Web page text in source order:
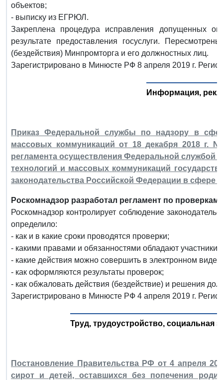
объектов;
- выписку из ЕГРЮЛ.
Закреплена процедура исправления допущенных
результате предоставления госуслуги.
(бездействия) Минпромторга и его должностных лиц.
Зарегистрировано в Минюсте РФ 8 апреля 2019 г.
Информация,
Приказ Федеральной службы по надзору в
массовых коммуникаций от 18 декабря 2018 г.
регламента осуществления Федеральной
технологий и массовых коммуникаций
законодательства Российской Федерации в сфере
Роскомнадзор разработал регламент по проверкам
Роскомнадзор контролирует соблюдение
определило:
- как и в какие сроки проводятся проверки;
- какими правами и обязанностями обладают участники
- какие действия можно совершить в электронном виде,
- как оформляются результаты проверок;
- как обжаловать действия (бездействие) и решения
Зарегистрировано в Минюсте РФ 4 апреля 2019 г.
Труд, трудоустройство, социальная
Постановление Правительства РФ от 4 апреля
сирот и детей, оставшихся без попечения